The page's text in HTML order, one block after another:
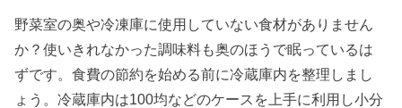
野菜室の奥や冷凍庫に使用していない食材がありません
か？使いきれなかった調味料も奥のほうで眠っているは
ずです。食費の節約を始める前に冷蔵庫内を整理しまし
ょう。冷蔵庫内は100均などのケースを上手に利用し小分